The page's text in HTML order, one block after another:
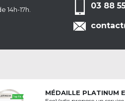
14h-17h.
03 88
MÉDAILLE PLATINUM